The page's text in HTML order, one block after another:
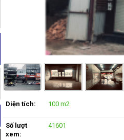
Diện tích: 100 m2
Số lượt
xem:
41601